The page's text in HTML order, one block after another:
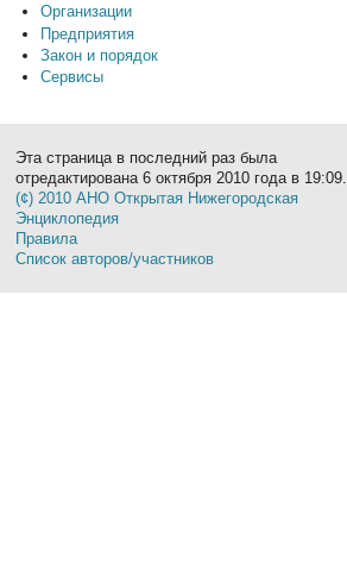
Организации
Предприятия
Закон и порядок
Сервисы
Эта страница в последний раз была
отредактирована 6 октября 2010 года в 19:09.
(¢) 2010 АНО Открытая Нижегородская
Энциклопедия
Правила
Список авторов/участников